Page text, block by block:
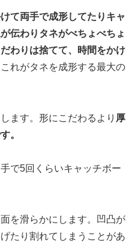
て両手で成形してたりキャ
伝わりタネがべちょべちょ
わりは捨てて、時間をかけ
これがタネを成形する最大の
ます。形にこだわるより 厚
。
で5回くらいキャッチボー
を滑らかにします。凹凸が
たり割れてしまうことがあ